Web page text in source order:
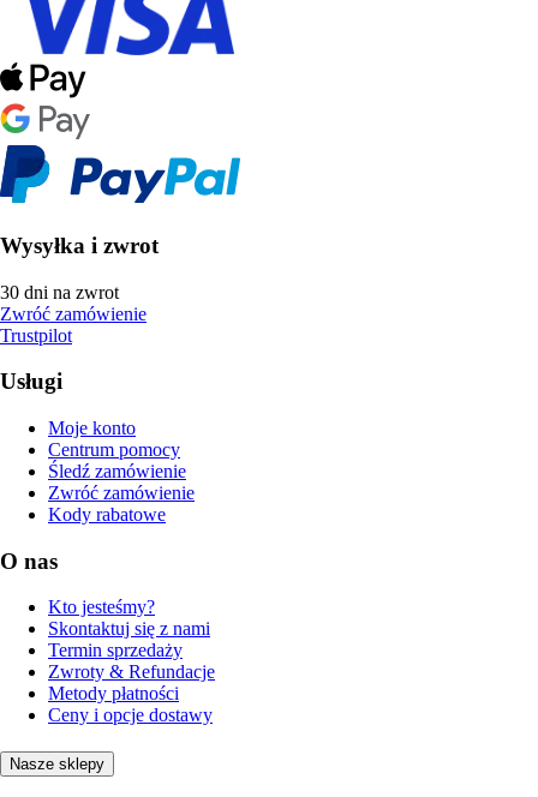
Wysyłka i zwrot
30 dni na zwrot
Zwróć zamówienie
Trustpilot
Usługi
Moje konto
Centrum pomocy
Śledź zamówienie
Zwróć zamówienie
Kody rabatowe
O nas
Kto jesteśmy?
Skontaktuj się z nami
Termin sprzedaży
Zwroty & Refundacje
Metody płatności
Ceny i opcje dostawy
Nasze sklepy